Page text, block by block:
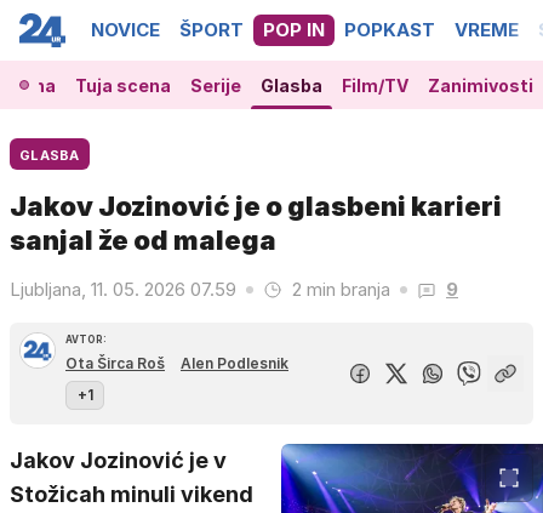
NOVICE ŠPORT POP IN POPKAST VREME
Tuja scena Serije Glasba Film/TV Zanimivosti
GLASBA
Jakov Jozinović je o glasbeni karieri
sanjal že od malega
Ljubljana, 11. 05. 2026 07.59 2 min branja 9
AVTOR:
Ota Širca Roš
Alen Podlesnik
+1
Jakov Jozinović je v
Stožicah minuli vikend